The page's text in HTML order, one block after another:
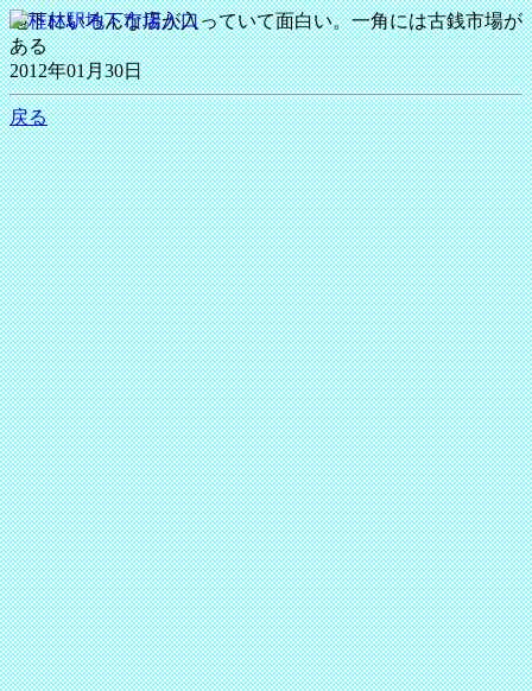
地下にいろんな店が入っていて面白い。一角には古銭市場が
ある
2012年01月30日
戻る